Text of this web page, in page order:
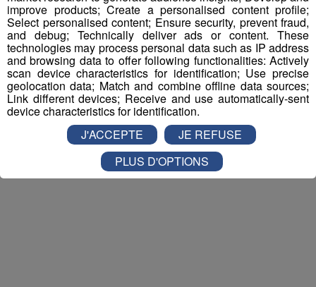
Pour cette semaine on vous offre vos entrées pour vous
et la personne de votre choix pourWALIBI RHONE
ALPES!
Nathan est allé tester pour vousVerticalp Émosson,
dans la Vallée du Trient:
improve products; Create a personalised content profile;
Select personalised content; Ensure security, prevent fraud,
and debug; Technically deliver ads or content. These
technologies may process personal data such as IP address
and browsing data to offer following functionalities: Actively
scan device characteristics for identification; Use precise
geolocation data; Match and combine offline data sources;
Link different devices; Receive and use automatically-sent
device characteristics for identification.
J'ACCEPTE
JE REFUSE
PLUS D'OPTIONS